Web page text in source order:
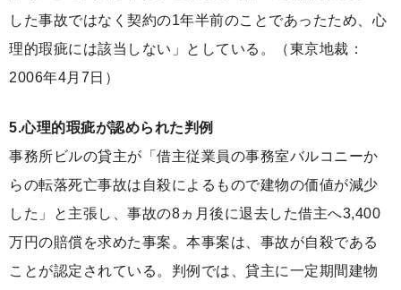
した事故ではなく契約の1年半前のことであったため、心
理的瑕疵には該当しない」としている。（東京地裁：
2006年4月7日）
5.心理的瑕疵が認められた判例
事務所ビルの貸主が「借主従業員の事務室バルコニーか
らの転落死亡事故は自殺によるもので建物の価値が減少
した」と主張し、事故の8ヵ月後に退去した借主へ3,400
万円の賠償を求めた事案。本事案は、事故が自殺である
ことが認定されている。判例では、貸主に一定期間建物